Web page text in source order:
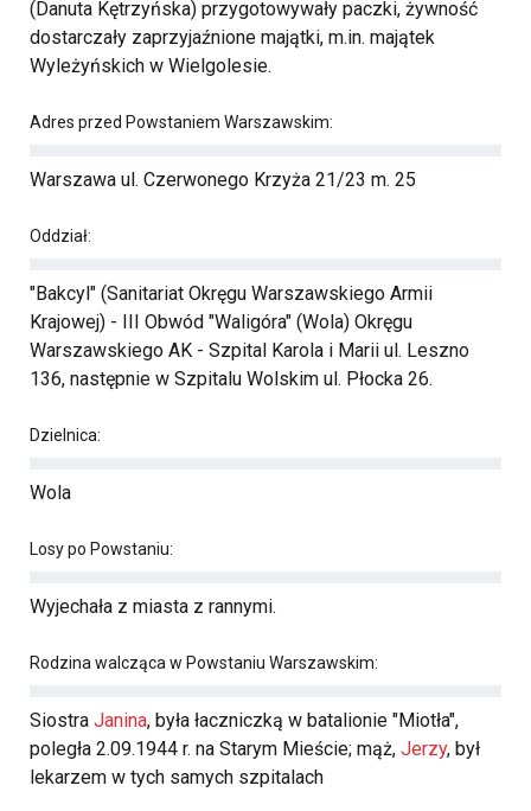
(Danuta Kętrzyńska) przygotowywały paczki, żywność
dostarczały zaprzyjaźnione majątki, m.in. majątek
Wyleżyńskich w Wielgolesie.
Adres przed Powstaniem Warszawskim:
Warszawa ul. Czerwonego Krzyża 21/23 m. 25
Oddział:
"Bakcyl" (Sanitariat Okręgu Warszawskiego Armii
Krajowej) - III Obwód "Waligóra" (Wola) Okręgu
Warszawskiego AK - Szpital Karola i Marii ul. Leszno
136, następnie w Szpitalu Wolskim ul. Płocka 26.
Dzielnica:
Wola
Losy po Powstaniu:
Wyjechała z miasta z rannymi.
Rodzina walcząca w Powstaniu Warszawskim:
Siostra Janina, była łaczniczką w batalionie "Miotła",
poległa 2.09.1944 r. na Starym Mieście; mąż, Jerzy, był
lekarzem w tych samych szpitalach